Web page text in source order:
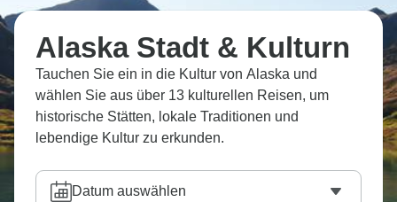
Alaska Stadt & Kulturn
Tauchen Sie ein in die Kultur von Alaska und
wählen Sie aus über 13 kulturellen Reisen, um
historische Stätten, lokale Traditionen und
lebendige Kultur zu erkunden.
Datum auswählen